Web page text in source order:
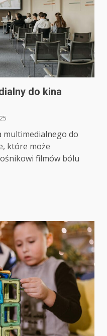
do kina
do
które może
filmów bólu